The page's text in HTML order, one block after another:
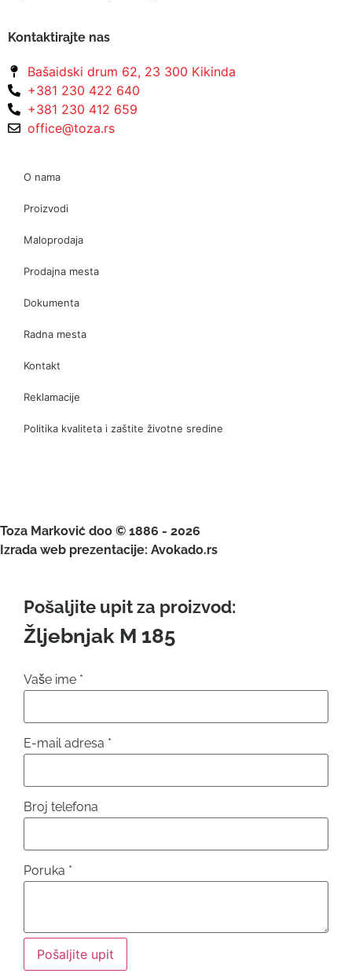
Kontaktirajte nas
Bašaidski drum 62, 23 300 Kikinda
+381 230 422 640
+381 230 412 659
office@toza.rs
O nama
Proizvodi
Maloprodaja
Prodajna mesta
Dokumenta
Radna mesta
Kontakt
Reklamacije
Politika kvaliteta i zaštite životne sredine
Toza Marković doo © 1886 - 2026
Izrada web prezentacije: Avokado.rs
Pošaljite upit za proizvod:
Žljebnjak M 185
Vaše ime *
E-mail adresa *
Broj telefona
Poruka *
Pošaljite upit